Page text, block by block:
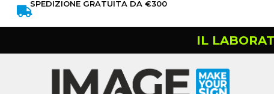
SPEDIZIONE GRATUITA DA €300
IL